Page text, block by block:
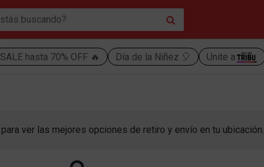
SALE hasta 70% OFF 🔥 Día de la Niñez 🎈 Unite a
para ver las mejores opciones de retiro y envío en tu ubicación.